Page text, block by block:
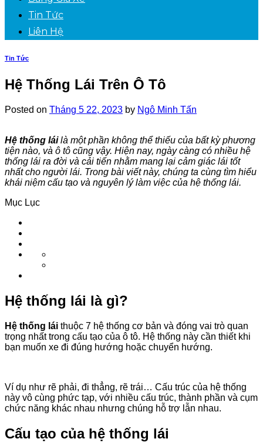
Tin Tức
Liên Hệ
Tin Tức
Hệ Thống Lái Trên Ô Tô
Posted on Tháng 5 22, 2023 by Ngô Minh Tấn
Hệ thống láilà một phần không thể thiếu của bất kỳ phương
tiện nào, và ô tô cũng vậy. Hiện nay, ngày càng có nhiều hệ
thống lái ra đời và cải tiến nhằm mang lại cảm giác lái tốt
nhất cho người lái. Trong bài viết này, chúng ta cùng tìm hiểu
khái niệm cấu tạo và nguyên lý làm việc của hệ thống lái.
Mục Lục
Hệ thống lái là gì?
Hệ thống lái thuộc 7 hệ thống cơ bản và đóng vai trò quan
trọng nhất trong cấu tạo của ô tô. Hệ thống này cần thiết khi
bạn muốn xe đi đúng hướng hoặc chuyển hướng.
Ví dụ như rẽ phải, đi thẳng, rẽ trái… Cấu trúc của hệ thống
này vô cùng phức tạp, với nhiều cấu trúc, thành phần và cụm
chức năng khác nhau nhưng chúng hỗ trợ lẫn nhau.
Cấu tạo của hệ thống lái